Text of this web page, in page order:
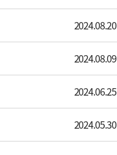
2024.08.20
2024.08.09
2024.06.25
2024.05.30